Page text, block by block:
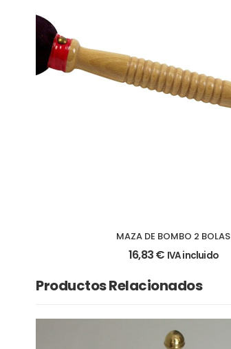
MAZA DE BOMBO 2 BOLAS
16,83€ IVA incluido
Productos Relacionados